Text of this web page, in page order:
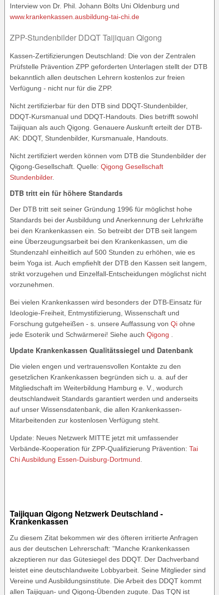
Interview von Dr. Phil. Johann Bölts Uni Oldenburg und
www.krankenkassen.ausbildung-tai-chi.de
ZPP-Stundenbilder DDQT Taijiquan Qigong
Kassen-Zertifizierungen Deutschland: Die von der Zentralen
Prüfstelle Prävention ZPP geforderten Unterlagen stellt der DTB
bekanntlich allen deutschen Lehrern kostenlos zur freien
Verfügung - nicht nur für die ZPP.
Nicht zertifizierbar für den DTB sind DDQT-Stundenbilder,
DDQT-Kursmanual und DDQT-Handouts. Dies betrifft sowohl
Taijiquan als auch Qigong. Genauere Auskunft erteilt der DTB-
AK: DDQT, Stundenbilder, Kursmanuale, Handouts.
Nicht zertifiziert werden können vom DTB die Stundenbilder der
Qigong-Gesellschaft. Quelle: Qigong Gesellschaft
Stundenbilder.
DTB tritt ein für höhere Standards
Der DTB tritt seit seiner Gründung 1996 für möglichst hohe
Standards bei der Ausbildung und Anerkennung der Lehrkräfte
bei den Krankenkassen ein. So betreibt der DTB seit langem
eine Überzeugungsarbeit bei den Krankenkassen, um die
Stundenzahl einheitlich auf 500 Stunden zu erhöhen, wie es
beim Yoga ist. Auch empfiehlt der DTB den Kassen seit langem,
strikt vorzugehen und Einzelfall-Entscheidungen möglichst nicht
vorzunehmen.
Bei vielen Krankenkassen wird besonders der DTB-Einsatz für
Ideologie-Freiheit, Entmystifizierung, Wissenschaft und
Forschung gutgeheißen - s. unsere Auffassung von Qi ohne
jede Esoterik und Schwärmerei! Siehe auch Qigong
Update Krankenkassen Qualitätssiegel und Datenbank
Die vielen engen und vertrauensvollen Kontakte zu den
gesetzlichen Krankenkassen begründen sich u. a. auf der
Mitgliedschaft im Weiterbildung Hamburg e. V., wodurch
deutschlandweit Standards garantiert werden und anderseits
auf unser Wissensdatenbank, die allen Krankenkassen-
Mitarbeitenden zur kostenlosen Verfügung steht.
Update: Neues Netzwerk MITTE jetzt mit umfassender
Verbände-Kooperation für ZPP-Qualifizierung Prävention: Tai
Chi Ausbildung Essen-Duisburg-Dortmund
Taijiquan Qigong Netzwerk Deutschland -
Krankenkassen
Zu diesem Zitat bekommen wir des öfteren irritierte Anfragen
aus der deutschen Lehrerschaft: "Manche Krankenkassen
akzeptieren nur das Gütesiegel des DDQT. Der Dachverband
leistet eine deutschlandweite Lobbyarbeit. Seine Mitglieder sind
Vereine und Ausbildungsinstitute. Die Arbeit des DDQT kommt
allen Taijiquan- und Qigong-Übenden zugute. Das TQN ist